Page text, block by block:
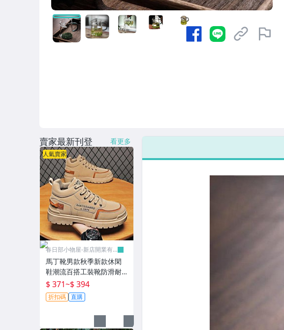
賣家最新刊登 看更多
人氣賣家
春日部小物屋-新店開業有
馬丁靴男款秋季新款休閑
鞋潮流百搭工裝靴防滑耐
磨男士工作鞋
$ 371~$ 394
折扣碼 直購